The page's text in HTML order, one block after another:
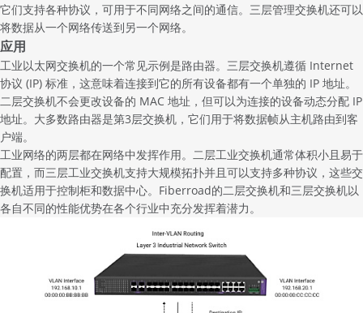
它们支持各种协议，可用于不同网络之间的通信。三层管理交换机还可以
将数据从一个网络传送到另一个网络。
应用
工业以太网交换机的一个常见示例是路由器。三层交换机遵循 Internet
协议 (IP) 标准，这意味着连接到它的所有设备都有一个单独的 IP 地址。
二层交换机不会更改设备的 MAC 地址，但可以为连接的设备动态分配 IP
地址。大多数路由器是第3层交换机，它们用于将数据帧从主机路由到客
户端。
工业网络的两层都在网络中发挥作用。二层工业交换机通常体积小且易于
配置，而三层工业交换机支持大规模拓扑并且可以支持多种协议，这些交
换机适用于控制柜和数据中心。Fiberroad的二层交换机和三层交换机以
各自不同的性能优势在各个行业中充分发挥着潜力。